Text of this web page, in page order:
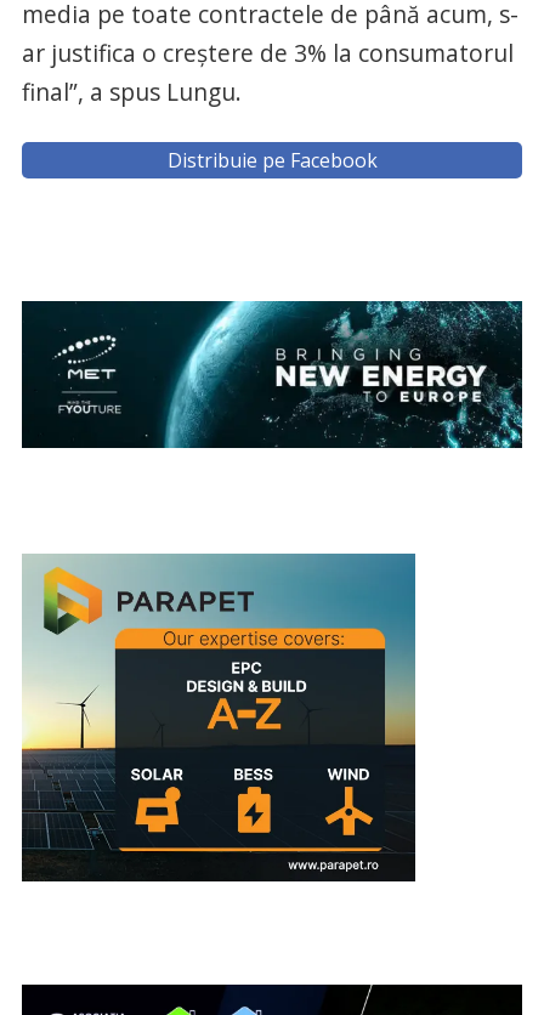
media pe toate contractele de până acum, s-
ar justifica o creştere de 3% la consumatorul
final”, a spus Lungu.
Distribuie pe Facebook